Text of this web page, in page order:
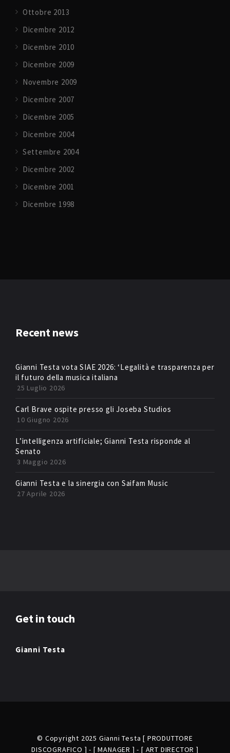
Ottobre 2013
Dicembre 2012
Dicembre 2010
Dicembre 2009
Novembre 2009
Dicembre 2007
Dicembre 2005
Dicembre 2004
Settembre 2004
Dicembre 2002
Dicembre 2001
Dicembre 1998
Recent news
Gianni Testa vota SIAE 2026: ‘Legalità e trasparenza per
il futuro della musica italiana
25 Luglio 2026
Carl Brave ospite presso gli Joseba Studios
10 Giugno 2026
L’intelligenza artificiale; Gianni Testa risponde al
Senato
3 Maggio 2026
Gianni Testa e la sinergia con Saifam Music
27 Aprile 2026
Get in touch
Gianni Testa
© Copyright 2025 Gianni Testa [ PRODUTTORE
DISCOGRAFICO ] - [ MANAGER ] - [ ART DIRECTOR ]